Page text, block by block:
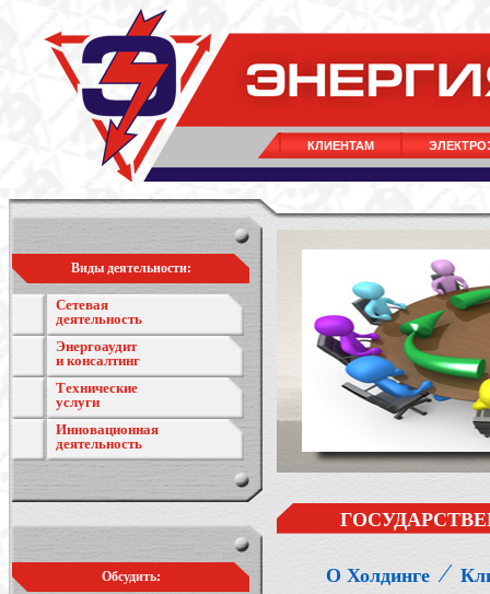
КЛИЕНТАМ
Виды деятельности:
Сетевая
деятельность
Энергоаудит
и консалтинг
Технические
услуги
Инновационная
деятельность
Обсудить: О Холдинге ⁄